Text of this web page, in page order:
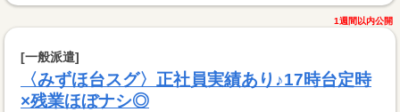
1週間以内公開
[一般派遣]
〈みずほ台スグ〉正社員実績あり♪17時台定時
×残業ほぼナシ◎